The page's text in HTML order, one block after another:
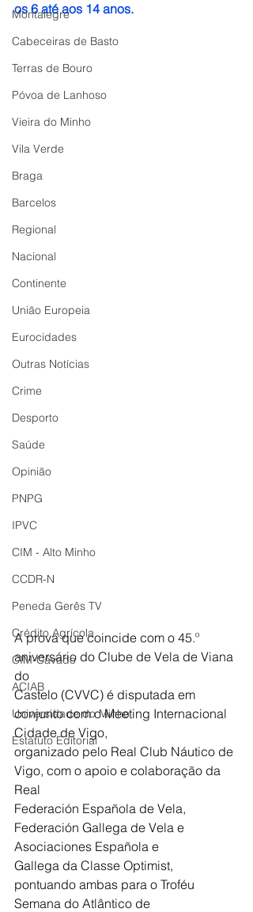
Montalegre
Cabeceiras de Basto
Terras de Bouro
Póvoa de Lanhoso
Vieira do Minho
Vila Verde
Braga
Barcelos
Regional
Nacional
Continente
União Europeia
Eurocidades
Outras Notícias
Crime
Desporto
Saúde
Opinião
PNPG
IPVC
CIM - Alto Minho
CCDR-N
Peneda Gerês TV
Crédito Agrícola
CIM-Cávado
ACIAB
Universidade do Minho
Estatuto Editorial
os 6 até aos 14 anos.
A prova que coincide com o 45.º
aniversário do Clube de Vela de Viana
do
Castelo (CVVC) é disputada em
conjunto com o Meeting Internacional
Cidade de Vigo,
organizado pelo Real Club Náutico de
Vigo, com o apoio e colaboração da
Real
Federación Española de Vela,
Federación Gallega de Vela e
Asociaciones Española e
Gallega da Classe Optimist,
pontuando ambas para o Troféu
Semana do Atlântico de